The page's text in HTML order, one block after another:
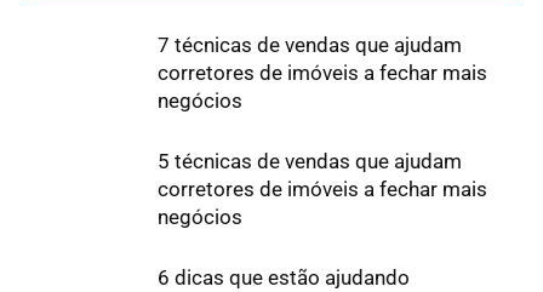
7 técnicas de vendas que ajudam
corretores de imóveis a fechar mais
negócios
5 técnicas de vendas que ajudam
corretores de imóveis a fechar mais
negócios
6 dicas que estão ajudando